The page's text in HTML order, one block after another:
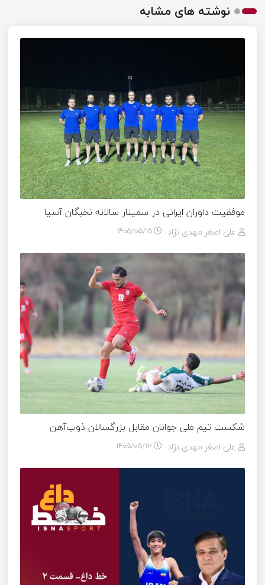
نوشته های مشابه
موفقیت داوران ایرانی در سمینار سالانه نخبگان آسیا
علی اصغر مهدی نژاد ۱۴۰۵/۰۵/۱۵
شکست تیم ملی جوانان مقابل بزرگسالان ذوب‌آهن
علی اصغر مهدی نژاد ۱۴۰۵/۰۵/۱۲